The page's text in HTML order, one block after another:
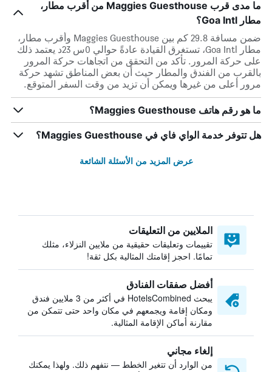
ما مدى قرب Maggies Guesthouse من أقرب مطار،
مطار Goa Intl؟
ضمن مسافة 29.8 كم بين Maggies Guesthouse وأقرب مطار،
مطار Goa Intl، تستغرق القيادة عادةً حوالي 0س 23د يعتمد ذلك
على حركة المرور. تأكد من التحقق من اتجاهات حركة المرور
بالقرب من الفندق والمطار حيث أن بعض المناطق تشهد حركة
مرور أعلى من غيرها ويمكن أن تزيد من وقت السفر المتوقع.
ما هو رقم هاتف Maggies Guesthouse؟
هل تتوفر خدمة الواي فاي في Maggies Guesthouse؟
عرض المزيد من الأسئلة الشائعة
الملايين من التعليقات
تقييمات وتعليقات حقيقية من ملايين النزلاء، مثلك
تمامًا. احجز إقامتك المثالية بكل ثقة!
أفضل صفقات الفنادق
يبحث HotelsCombined في أكثر من 3 ملايين فندق
ومكان إقامة ويجمعهم في مكان واحد حتى تتمكن من
مقارنة أماكن الإقامة المثالية.
إلغاء مجاني
من الوارد أن تتغير الخطط — نتفهم ذلك. ولهذا يمكنك